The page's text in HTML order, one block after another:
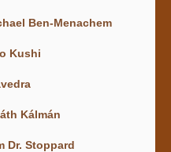
Ben-Menachem
Kushi
Kálmán
Dr. Stoppard